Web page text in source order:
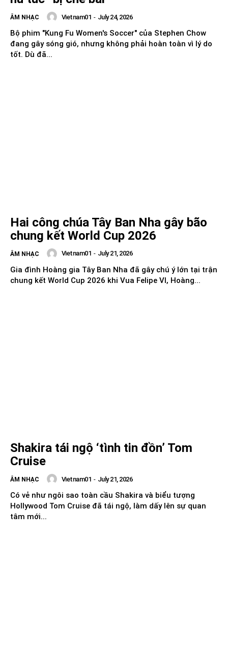
ÂM NHẠC Vietnam01 - July 24, 2026
Bộ phim "Kung Fu Women's Soccer" của Stephen Chow
đang gây sóng gió, nhưng không phải hoàn toàn vì lý do
tốt. Dù đã...
Hai công chúa Tây Ban Nha gây bão
chung kết World Cup 2026
ÂM NHẠC Vietnam01 - July 21, 2026
Gia đình Hoàng gia Tây Ban Nha đã gây chú ý lớn tại trận
chung kết World Cup 2026 khi Vua Felipe VI, Hoàng...
Shakira tái ngộ ‘tình tin đồn’ Tom
Cruise
ÂM NHẠC Vietnam01 - July 21, 2026
Có vẻ như ngôi sao toàn cầu Shakira và biểu tượng
Hollywood Tom Cruise đã tái ngộ, làm dấy lên sự quan
tâm mới...